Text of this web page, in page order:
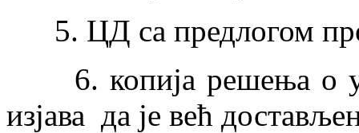
5. ЦД са предлогом
6. копија решења о
изјава да је већ